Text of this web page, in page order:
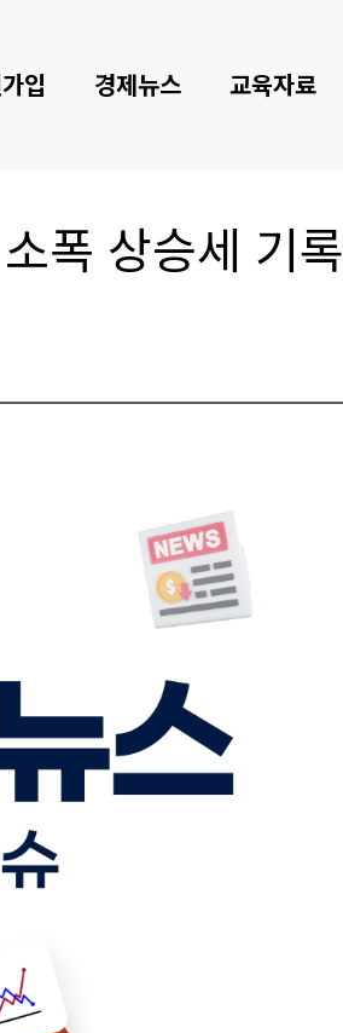
입 경제뉴스 교육자료
폭 상승세 기록